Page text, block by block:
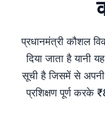
प्रधानमंत्री कौशल
दिया जाता है यानी
सूची है जिसमें से अपनी
प्रशिक्षण पूर्ण